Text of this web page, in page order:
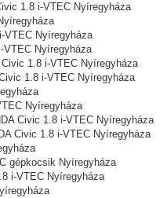
1.8 i-VTEC Nyíregyháza
VTEC Nyíregyháza
VTEC Nyíregyháza
1.8 i-VTEC Nyíregyháza
1.8 i-VTEC Nyíregyháza
Nyíregyháza
Civic 1.8 i-VTEC Nyíregyháza
Civic 1.8 i-VTEC Nyíregyháza
gépkocsik Nyíregyháza
i-VTEC Nyíregyháza